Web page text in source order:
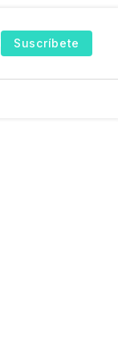
Suscríbete